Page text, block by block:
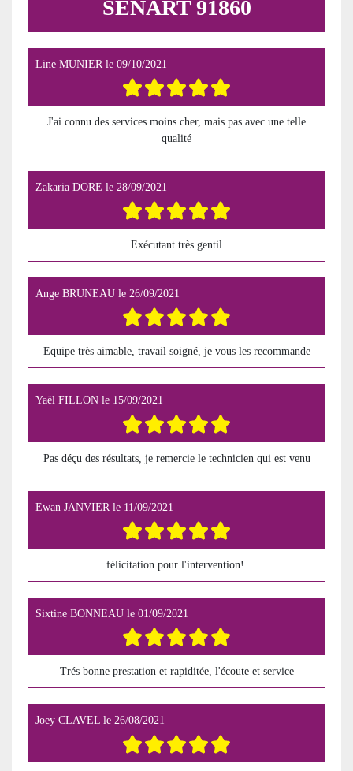
SENART 91860
Line MUNIER le 09/10/2021
J'ai connu des services moins cher, mais pas avec une telle
qualité
Zakaria DORE le 28/09/2021
Exécutant très gentil
Ange BRUNEAU le 26/09/2021
Equipe très aimable, travail soigné, je vous les recommande
Yaël FILLON le 15/09/2021
Pas déçu des résultats, je remercie le technicien qui est venu
Ewan JANVIER le 11/09/2021
félicitation pour l'intervention!.
Sixtine BONNEAU le 01/09/2021
Trés bonne prestation et rapiditée, l'écoute et service
Joey CLAVEL le 26/08/2021